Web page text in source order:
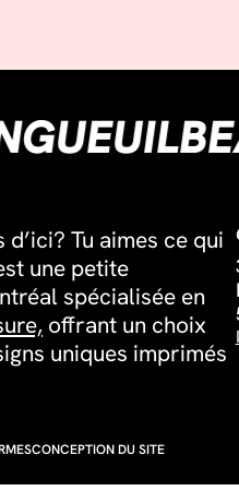
Tu aimes ce qui
une petite
spécialisée en
offrant un choix
uniques imprimés
CONCEPTION DU SITE